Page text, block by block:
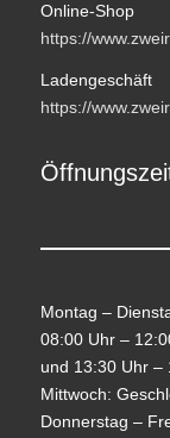
Online-Shop
https://
Ladengeschäft
https://
Montag –
08:00 Uhr –
und 13:30 Uhr –
Mittwoch:
Donnerstag –